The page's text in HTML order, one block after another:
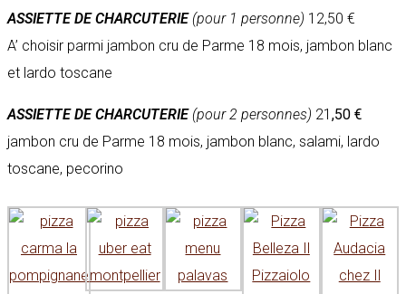
ASSIETTE DE CHARCUTERIE(pour 1 personne) 12,50 €
A’ choisir parmi jambon cru de Parme 18 mois, jambon blanc
et lardo toscane
ASSIETTE DE CHARCUTERIE (pour 2 personnes) 21 ,50 €
jambon cru de Parme 18 mois, jambon blanc, salami, lardo
toscane, pecorino